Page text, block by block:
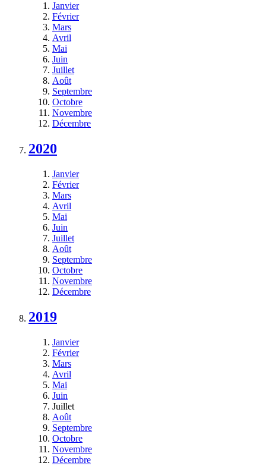
Janvier
Février
Mars
Avril
Mai
Juin
Juillet
Août
Septembre
Octobre
Novembre
Décembre
2020
Janvier
Février
Mars
Avril
Mai
Juin
Juillet
Août
Septembre
Octobre
Novembre
Décembre
2019
Janvier
Février
Mars
Avril
Mai
Juin
Juillet
Août
Septembre
Octobre
Novembre
Décembre